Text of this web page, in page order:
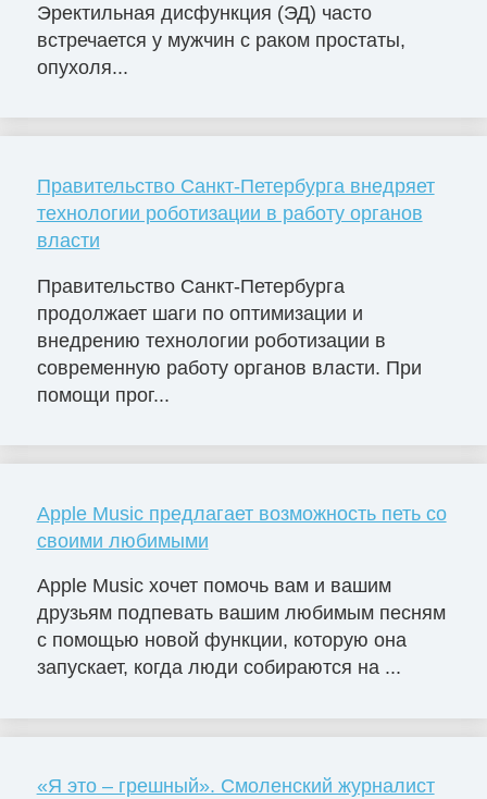
Эректильная дисфункция (ЭД) часто
встречается у мужчин с раком простаты,
опухоля...
Правительство Санкт-Петербурга внедряет
технологии роботизации в работу органов
власти
Правительство Санкт-Петербурга
продолжает шаги по оптимизации и
внедрению технологии роботизации в
современную работу органов власти. При
помощи прог...
Apple Music предлагает возможность петь со
своими любимыми
Apple Music хочет помочь вам и вашим
друзьям подпевать вашим любимым песням
с помощью новой функции, которую она
запускает, когда люди собираются на ...
«Я это – грешный». Смоленский журналист